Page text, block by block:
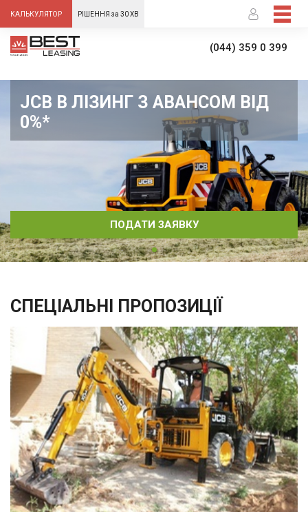
КАЛЬКУЛЯТОР РІШЕННЯ за 30 ХВ
(044) 359 0 399
JCB В ЛІЗИНГ З АВАНСОМ ВІД
0%*
ПОДАТИ ЗАЯВКУ
СПЕЦІАЛЬНІ ПРОПОЗИЦІЇ